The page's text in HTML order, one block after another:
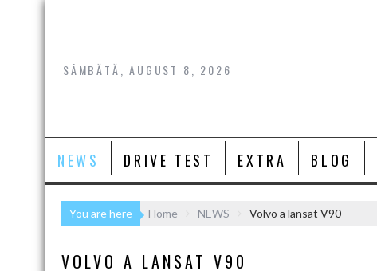
Skip
SÂMBĂTĂ, AUGUST 8, 2026
NEWS DRIVE TEST EXTRA BLOG
You are here Home NEWS Volvo a lansat V90
VOLVO A LANSAT V90